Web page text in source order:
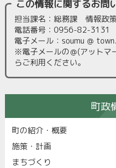
この情報に関するお問
担当課名：総務課 情報政
電話番号：0956-82-3131
電子メール：soumu ＠
※電子メールの＠(アットマ
らご利用ください。
町政
町の紹介・概要
施策・計画
まちづくり